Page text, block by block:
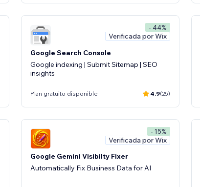
- 44%
Verificada por Wix
Google Search Console
Google indexing | Submit Sitemap | SEO
insights
Plan gratuito disponible 4.9(25)
- 15%
Verificada por Wix
Google Gemini Visibilty Fixer
Automatically Fix Business Data for AI